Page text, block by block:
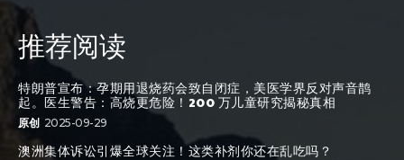
推荐阅读
特朗普宣布：孕期用退烧药会致自闭症，美医学界反对声音鹊
起。医生警告：高烧更危险！200 万儿童研究揭秘真相
原创 2025-09-29
澳洲集体诉讼引爆全球关注！这类补剂你还在乱吃吗？